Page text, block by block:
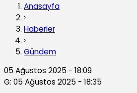
Anasayfa
›
Haberler
›
Gündem
05 Ağustos 2025 - 18:09
G: 05 Ağustos 2025 - 18:35